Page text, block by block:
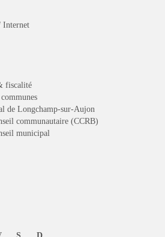
Internet
fiscalité
de Longchamp-sur-Aujon
communautaire (CCRB)
municipal